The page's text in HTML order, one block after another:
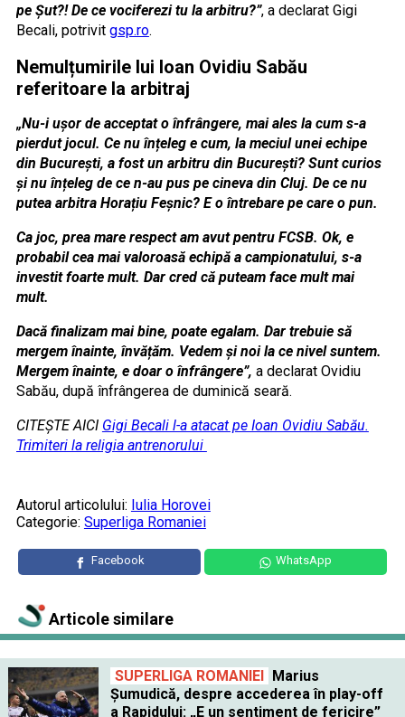
pe Șut?! De ce vociferezi tu la arbitru?”, a declarat Gigi
Becali, potrivit gsp.ro.
Nemulțumirile lui Ioan Ovidiu Sabău
referitoare la arbitraj
„Nu-i ușor de acceptat o înfrângere, mai ales la cum s-a
pierdut jocul. Ce nu înțeleg e cum, la meciul unei echipe
din București, a fost un arbitru din București? Sunt curios
și nu înțeleg de ce n-au pus pe cineva din Cluj. De ce nu
putea arbitra Horațiu Feșnic? E o întrebare pe care o pun.
Ca joc, prea mare respect am avut pentru FCSB. Ok, e
probabil cea mai valoroasă echipă a campionatului, s-a
investit foarte mult. Dar cred că puteam face mult mai
mult.
Dacă finalizam mai bine, poate egalam. Dar trebuie să
mergem înainte, învățăm. Vedem și noi la ce nivel suntem.
Mergem înainte, e doar o înfrângere”, a declarat Ovidiu
Sabău, după înfrângerea de duminică seară.
CITEȘTE AICI Gigi Becali l-a atacat pe Ioan Ovidiu Sabău.
Trimiteri la religia antrenorului
Autorul articolului: Iulia Horovei
Categorie: Superliga Romaniei
Facebook WhatsApp
Articole similare
SUPERLIGA ROMANIEI Marius
Șumudică, despre accederea în play-off
a Rapidului: „E un sentiment de fericire”